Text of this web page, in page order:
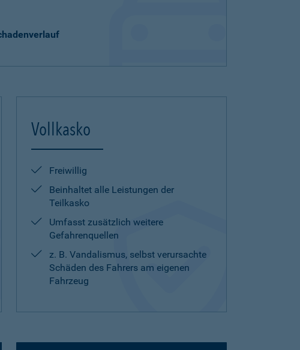
Vollkasko
Freiwillig
Beinhaltet alle Leistungen der
Teilkasko
Umfasst zusätzlich weitere
Gefahrenquellen
z. B. Vandalismus, selbst verursachte
Schäden des Fahrers am eigenen
Fahrzeug